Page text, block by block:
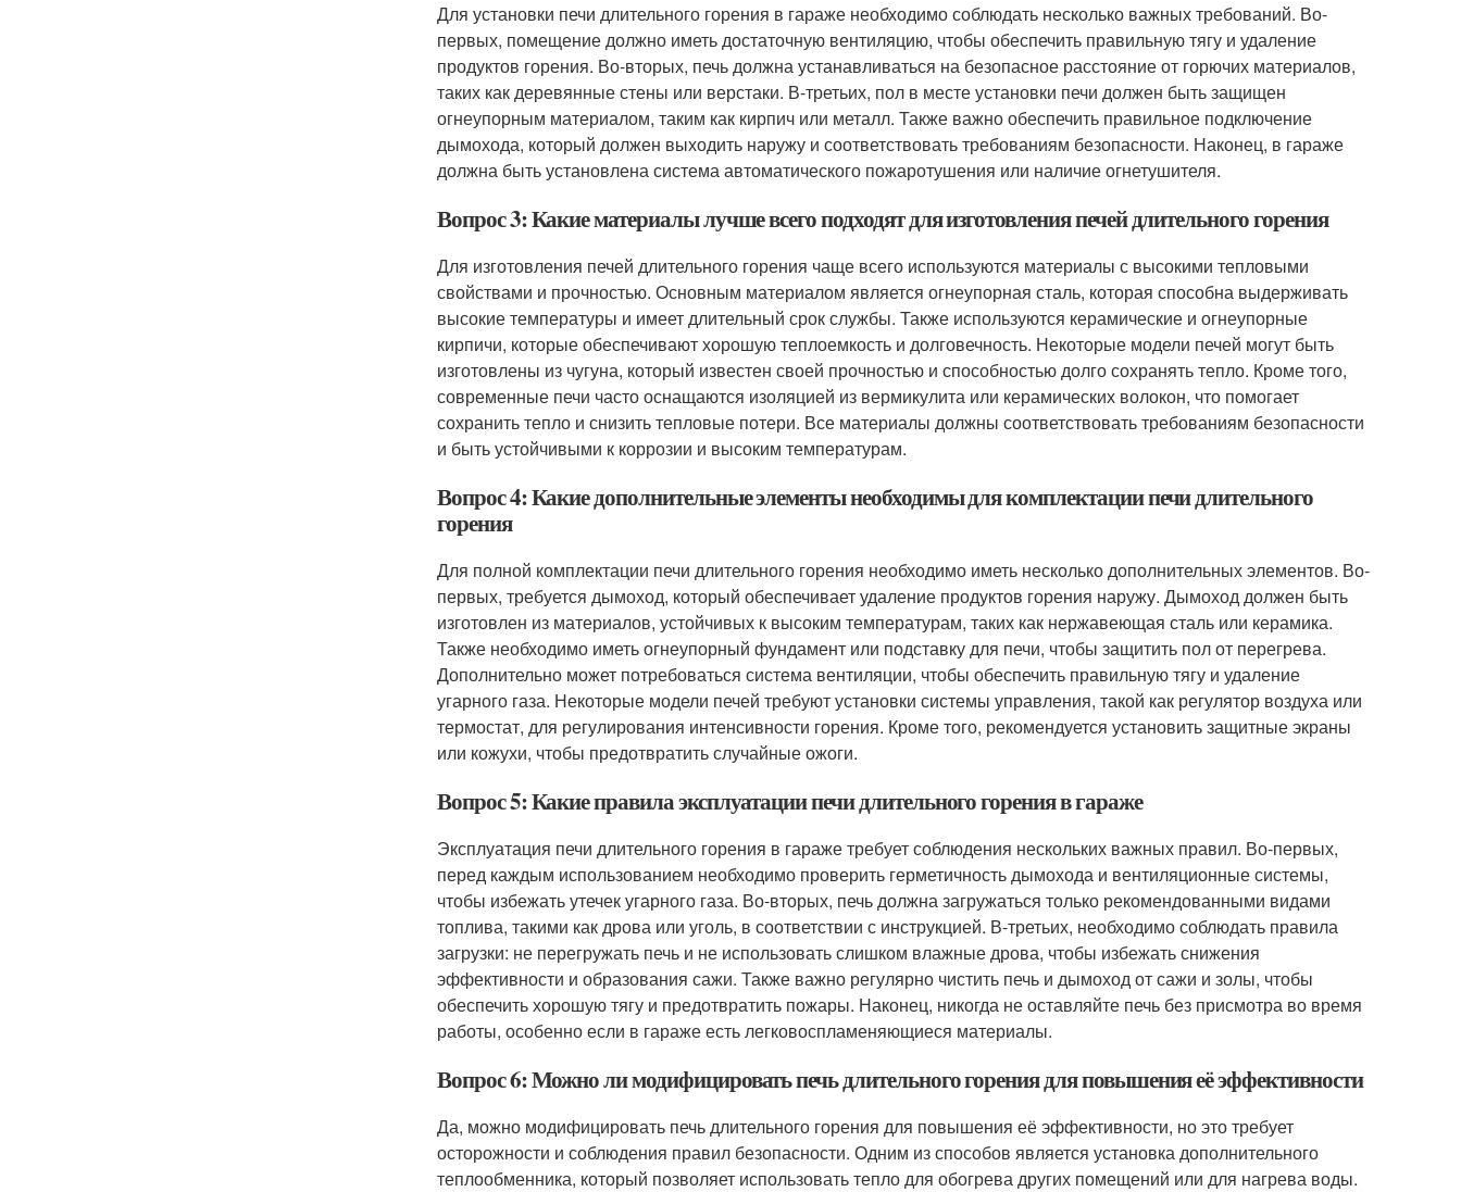
Для установки печи длительного горения в гараже необходимо соблюдать несколько важных требований. Во-
первых, помещение должно иметь достаточную вентиляцию, чтобы обеспечить правильную тягу и удаление
продуктов горения. Во-вторых, печь должна устанавливаться на безопасное расстояние от горючих материалов,
таких как деревянные стены или верстаки. В-третьих, пол в месте установки печи должен быть защищен
огнеупорным материалом, таким как кирпич или металл. Также важно обеспечить правильное подключение
дымохода, который должен выходить наружу и соответствовать требованиям безопасности. Наконец, в гараже
должна быть установлена система автоматического пожаротушения или наличие огнетушителя.
Вопрос 3: Какие материалы лучше всего подходят для изготовления печей длительного горения
Для изготовления печей длительного горения чаще всего используются материалы с высокими тепловыми
свойствами и прочностью. Основным материалом является огнеупорная сталь, которая способна выдерживать
высокие температуры и имеет длительный срок службы. Также используются керамические и огнеупорные
кирпичи, которые обеспечивают хорошую теплоемкость и долговечность. Некоторые модели печей могут быть
изготовлены из чугуна, который известен своей прочностью и способностью долго сохранять тепло. Кроме того,
современные печи часто оснащаются изоляцией из вермикулита или керамических волокон, что помогает
сохранить тепло и снизить тепловые потери. Все материалы должны соответствовать требованиям безопасности
и быть устойчивыми к коррозии и высоким температурам.
Вопрос 4: Какие дополнительные элементы необходимы для комплектации печи длительного
горения
Для полной комплектации печи длительного горения необходимо иметь несколько дополнительных элементов. Во-
первых, требуется дымоход, который обеспечивает удаление продуктов горения наружу. Дымоход должен быть
изготовлен из материалов, устойчивых к высоким температурам, таких как нержавеющая сталь или керамика.
Также необходимо иметь огнеупорный фундамент или подставку для печи, чтобы защитить пол от перегрева.
Дополнительно может потребоваться система вентиляции, чтобы обеспечить правильную тягу и удаление
угарного газа. Некоторые модели печей требуют установки системы управления, такой как регулятор воздуха или
термостат, для регулирования интенсивности горения. Кроме того, рекомендуется установить защитные экраны
или кожухи, чтобы предотвратить случайные ожоги.
Вопрос 5: Какие правила эксплуатации печи длительного горения в гараже
Эксплуатация печи длительного горения в гараже требует соблюдения нескольких важных правил. Во-первых,
перед каждым использованием необходимо проверить герметичность дымохода и вентиляционные системы,
чтобы избежать утечек угарного газа. Во-вторых, печь должна загружаться только рекомендованными видами
топлива, такими как дрова или уголь, в соответствии с инструкцией. В-третьих, необходимо соблюдать правила
загрузки: не перегружать печь и не использовать слишком влажные дрова, чтобы избежать снижения
эффективности и образования сажи. Также важно регулярно чистить печь и дымоход от сажи и золы, чтобы
обеспечить хорошую тягу и предотвратить пожары. Наконец, никогда не оставляйте печь без присмотра во время
работы, особенно если в гараже есть легковоспламеняющиеся материалы.
Вопрос 6: Можно ли модифицировать печь длительного горения для повышения её эффективности
Да, можно модифицировать печь длительного горения для повышения её эффективности, но это требует
осторожности и соблюдения правил безопасности. Одним из способов является установка дополнительного
теплообменника, который позволяет использовать тепло для обогрева других помещений или для нагрева воды.